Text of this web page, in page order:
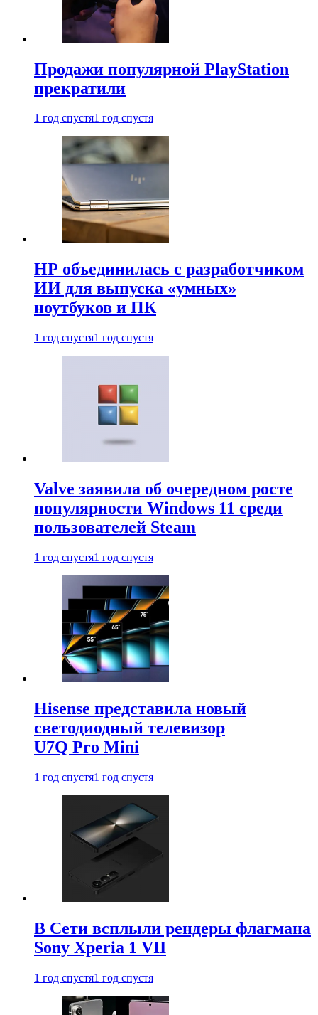
Продажи популярной PlayStation
прекратили
1 год спустя1 год спустя
HP объединилась с разработчиком
ИИ для выпуска «умных»
ноутбуков и ПК
1 год спустя1 год спустя
Valve заявила об очередном росте
популярности Windows 11 среди
пользователей Steam
1 год спустя1 год спустя
Hisense представила новый
светодиодный телевизор
U7Q Pro Mini
1 год спустя1 год спустя
В Сети всплыли рендеры флагмана
Sony Xperia 1 VII
1 год спустя1 год спустя